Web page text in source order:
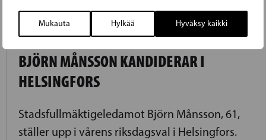
Mukauta Hylkää Hyväksy kaikki
28.11.2014
BJÖRN MÅNSSON KANDIDERAR I
HELSINGFORS
Stadsfullmäktigeledamot Björn Månsson, 61,
ställer upp i vårens riksdagsval i Helsingfors.